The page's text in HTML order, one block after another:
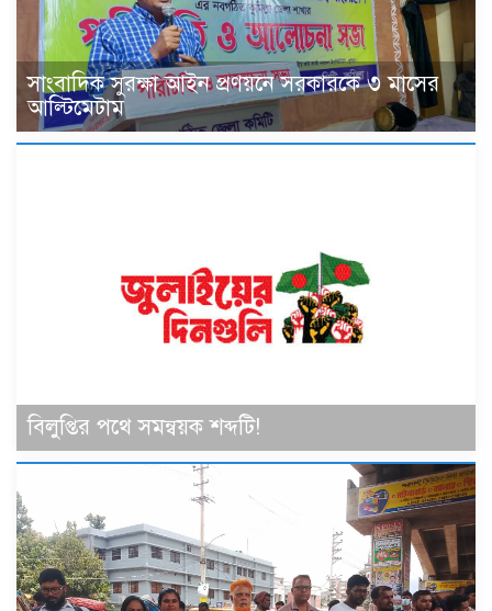
সাংবাদিক সুরক্ষা আইন প্রণয়নে সরকারকে ৩ মাসের
আল্টিমেটাম
বিলুপ্তির পথে সমন্বয়ক শব্দটি!